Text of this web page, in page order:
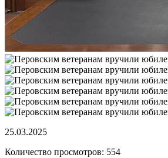
25.03.2025
Количество просмотров: 554